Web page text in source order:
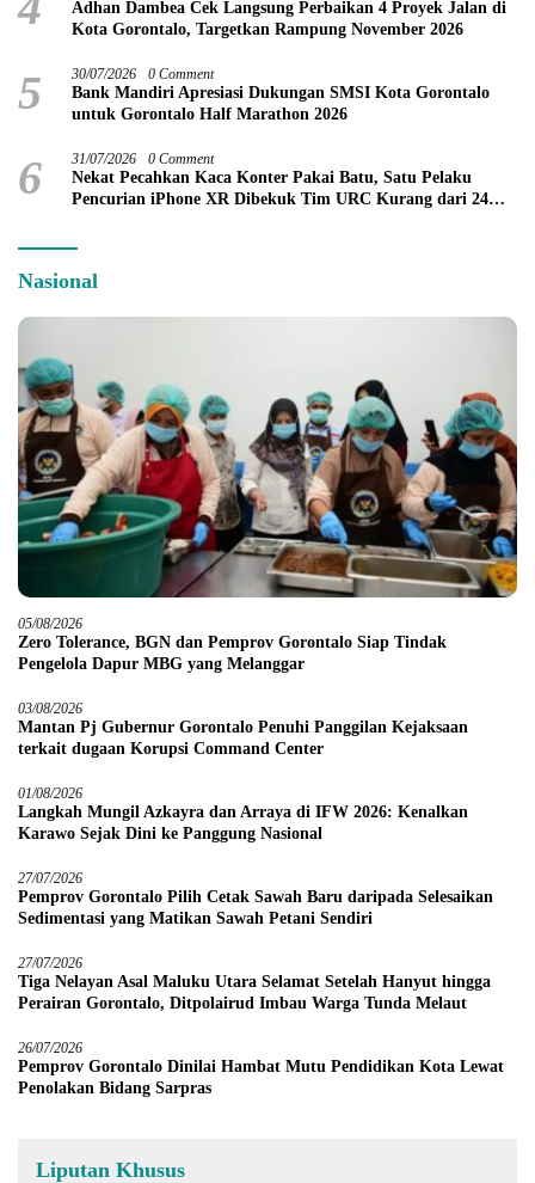
Adhan Dambea Cek Langsung Perbaikan 4 Proyek Jalan di
Kota Gorontalo, Targetkan Rampung November 2026
5 30/07/2026 0 Comment
Bank Mandiri Apresiasi Dukungan SMSI Kota Gorontalo
untuk Gorontalo Half Marathon 2026
6 31/07/2026 0 Comment
Nekat Pecahkan Kaca Konter Pakai Batu, Satu Pelaku
Pencurian iPhone XR Dibekuk Tim URC Kurang dari 24
Nasional
05/08/2026
Zero Tolerance, BGN dan Pemprov Gorontalo Siap Tindak
Pengelola Dapur MBG yang Melanggar
03/08/2026
Mantan Pj Gubernur Gorontalo Penuhi Panggilan Kejaksaan
terkait dugaan Korupsi Command Center
01/08/2026
Langkah Mungil Azkayra dan Arraya di IFW 2026: Kenalkan
Karawo Sejak Dini ke Panggung Nasional
27/07/2026
Pemprov Gorontalo Pilih Cetak Sawah Baru daripada Selesaikan
Sedimentasi yang Matikan Sawah Petani Sendiri
27/07/2026
Tiga Nelayan Asal Maluku Utara Selamat Setelah Hanyut hingga
Perairan Gorontalo, Ditpolairud Imbau Warga Tunda Melaut
26/07/2026
Pemprov Gorontalo Dinilai Hambat Mutu Pendidikan Kota Lewat
Penolakan Bidang Sarpras
Liputan Khusus